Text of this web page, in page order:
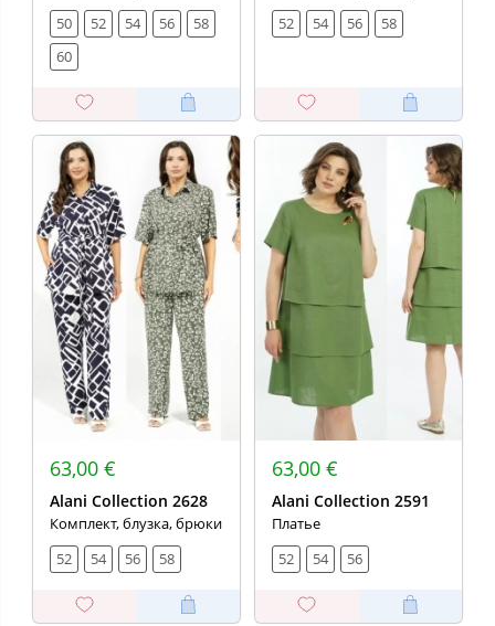
50
52 54 56
58
60
52
54 56 58
63,00 €
Alani Collection 2628
Комплект, блузка, брюки
52
54 56 58
63,00 €
Alani Collection 2591
Платье
52
54 56